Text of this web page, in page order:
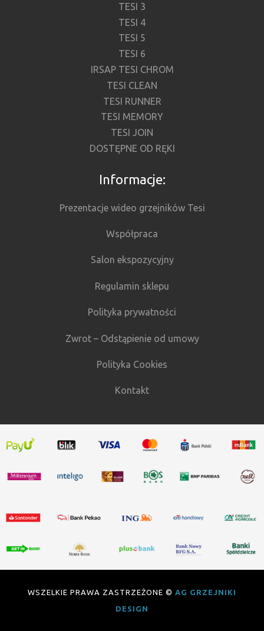
TESI 3
TESI 4
TESI 5
TESI 6
IRSAP TESI CHROM
TESI CLEAN
TESI RUNNER
TESI MEMORY
TESI JOIN
DOSTĘPNE OD RĘKI
Informacje:
Prezentacje wideo grzejników Tesi
Współpraca
Salon ekspozycyjny
Regulamin sklepu
Polityka prywatności
Zwrot – Odstąpienie od umowy
Polityka Cookies
Kontakt
WSZELKIE PRAWA ZASTRZEŻONE © AG GRZEJNIKI
DESIGN